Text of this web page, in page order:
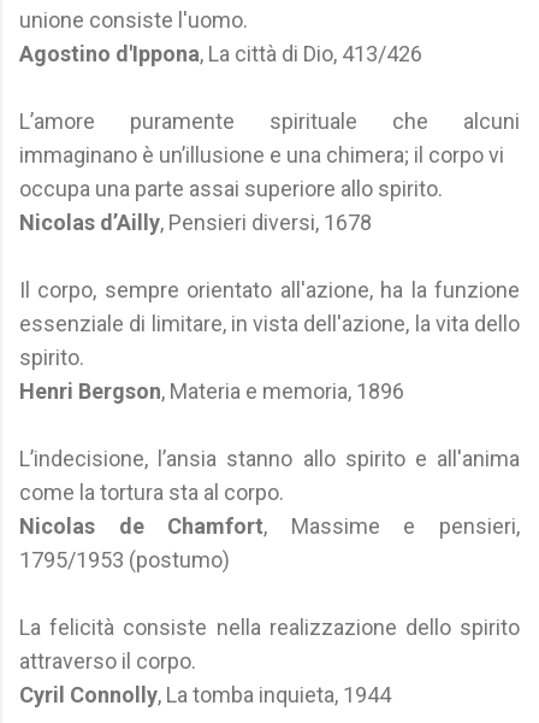
unione consiste l'uomo.
Agostino d'Ippona, La città di Dio, 413/426
L’amore puramente spirituale che alcuni
immaginano è un’illusione e una chimera; il corpo vi
occupa una parte assai superiore allo spirito.
Nicolas d’Ailly, Pensieri diversi, 1678
Il corpo, sempre orientato all'azione, ha la funzione
essenziale di limitare, in vista dell'azione, la vita dello
spirito.
Henri Bergson, Materia e memoria, 1896
L’indecisione, l’ansia stanno allo spirito e all'anima
come la tortura sta al corpo.
Nicolas de Chamfort, Massime e pensieri,
1795/1953 (postumo)
La felicità consiste nella realizzazione dello spirito
attraverso il corpo.
Cyril Connolly, La tomba inquieta, 1944